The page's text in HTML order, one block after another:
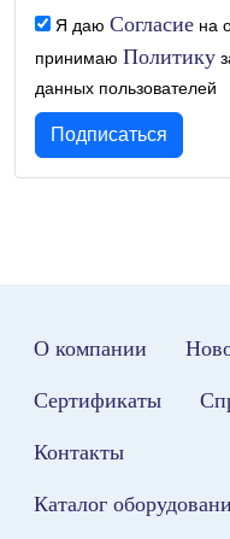
Я даю Согласие на
принимаю Политику
данных пользователей
О компании
Сертификаты
Контакты
Каталог